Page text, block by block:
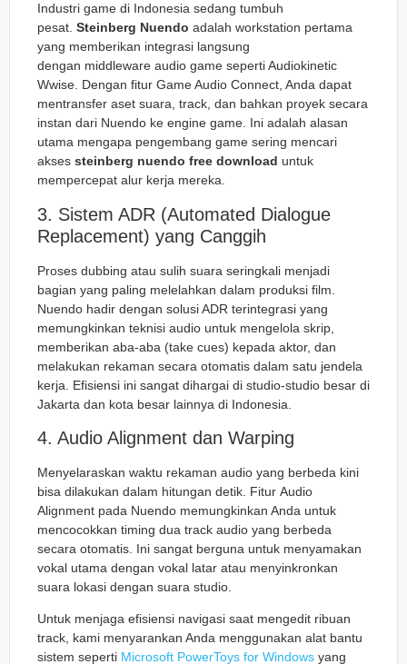
Industri game di Indonesia sedang tumbuh
pesat. Steinberg Nuendo adalah workstation pertama
yang memberikan integrasi langsung
dengan middleware audio game seperti Audiokinetic
Wwise. Dengan fitur Game Audio Connect , Anda dapat
mentransfer aset suara, track, dan bahkan proyek secara
instan dari Nuendo ke engine game. Ini adalah alasan
utama mengapa pengembang game sering mencari
akses steinberg nuendo free download untuk
mempercepat alur kerja mereka.
3. Sistem ADR (Automated Dialogue
Replacement) yang Canggih
Proses dubbing atau sulih suara seringkali menjadi
bagian yang paling melelahkan dalam produksi film.
Nuendo hadir dengan solusi ADR terintegrasi yang
memungkinkan teknisi audio untuk mengelola skrip,
memberikan aba-aba (take cues) kepada aktor, dan
melakukan rekaman secara otomatis dalam satu jendela
kerja. Efisiensi ini sangat dihargai di studio-studio besar di
Jakarta dan kota besar lainnya di Indonesia.
4. Audio Alignment dan Warping
Menyelaraskan waktu rekaman audio yang berbeda kini
bisa dilakukan dalam hitungan detik. Fitur Audio
Alignment pada Nuendo memungkinkan Anda untuk
mencocokkan timing dua track audio yang berbeda
secara otomatis. Ini sangat berguna untuk menyamakan
vokal utama dengan vokal latar atau menyinkronkan
suara lokasi dengan suara studio.
Untuk menjaga efisiensi navigasi saat mengedit ribuan
track, kami menyarankan Anda menggunakan alat bantu
sistem seperti Microsoft PowerToys for Windows yang